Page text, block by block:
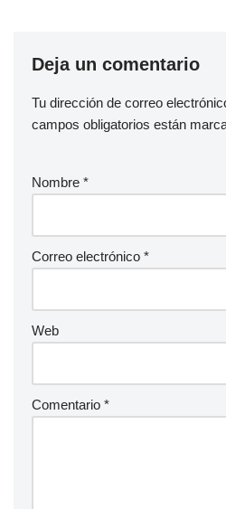
Deja un comentario
Tu dirección de correo
campos obligatorios están
Nombre *
Correo electrónico *
Web
Comentario *